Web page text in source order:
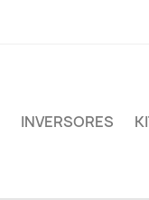
INVERSORES